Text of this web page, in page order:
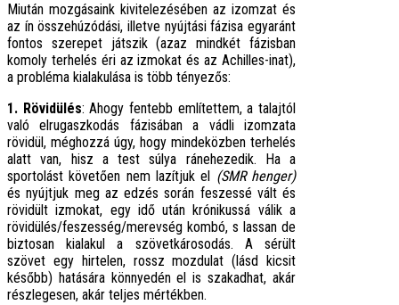
Miután mozgásaink kivitelezésében az izomzat és
az ín összehúzódási, illetve nyújtási fázisa egyaránt
fontos szerepet játszik (azaz mindkét fázisban
komoly terhelés éri az izmokat és az Achilles-inat),
a probléma kialakulása is több tényezős:
1. Rövidülés: Ahogy fentebb említettem, a talajtól
való elrugaszkodás fázisában a vádli izomzata
rövidül, méghozzá úgy, hogy mindeközben terhelés
alatt van, hisz a test súlya ránehezedik. Ha a
sportolást követően nem lazítjuk el (SMR henger)
és nyújtjuk meg az edzés során feszessé vált és
rövidült izmokat, egy idő után krónikussá válik a
rövidülés/feszesség/merevség kombó, s lassan de
biztosan kialakul a szövetkárosodás. A sérült
szövet egy hirtelen, rossz mozdulat (lásd kicsit
később) hatására könnyedén el is szakadhat, akár
részlegesen, akár teljes mértékben.